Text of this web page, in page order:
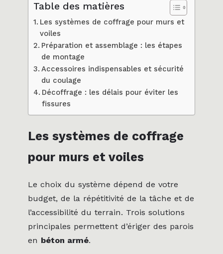
Table des matières
Les systèmes de coffrage pour murs et
voiles
Préparation et assemblage : les étapes
de montage
Accessoires indispensables et sécurité
du coulage
Décoffrage : les délais pour éviter les
fissures
Les systèmes de coffrage
pour murs et voiles
Le choix du système dépend de votre
budget, de la répétitivité de la tâche et de
l’accessibilité du terrain. Trois solutions
principales permettent d’ériger des parois
en béton armé.